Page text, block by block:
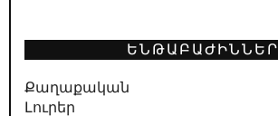
ԵՆԹԱԲԱԺԻՆՆԵՐ
Քաղաքական
Լուրեր